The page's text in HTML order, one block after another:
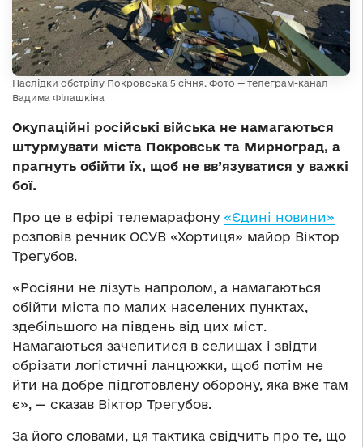
Наслідки обстрілу Покровська 5 січня. Фото — телеграм-канал
Вадима Філашкіна
Окупаційні російські війська не намагаються
штурмувати міста Покровськ та Мирноград, а
прагнуть обійти їх, щоб не вв’язуватися у важкі
бої.
Про це в ефірі телемарафону «Єдині новини»
розповів речник ОСУВ «Хортиця» майор Віктор
Трегубов.
«Росіяни не лізуть напролом, а намагаються
обійти міста по малих населених пунктах,
здебільшого на південь від цих міст.
Намагаються зачепитися в селищах і звідти
обрізати логістичні ланцюжки, щоб потім не
йти на добре підготовлену оборону, яка вже там
є», — сказав Віктор Трегубов.
За його словами, ця тактика свідчить про те, що